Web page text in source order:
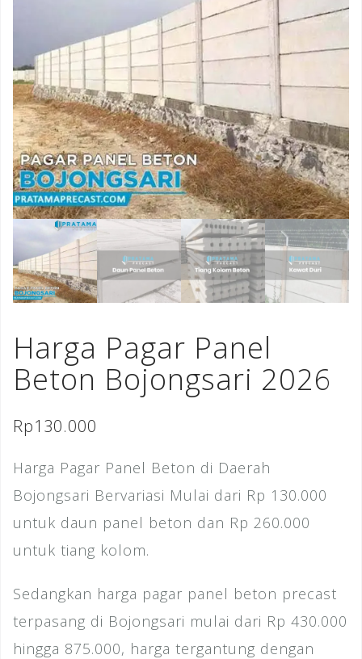
Harga Pagar Panel
Beton Bojongsari 2026
Rp130.000
Harga Pagar Panel Beton di Daerah
Bojongsari Bervariasi Mulai dari Rp 130.000
untuk daun panel beton dan Rp 260.000
untuk tiang kolom.
Sedangkan harga pagar panel beton precast
terpasang di Bojongsari mulai dari Rp 430.000
hingga 875.000, harga tergantung dengan